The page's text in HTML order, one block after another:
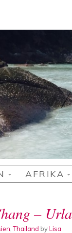
1
AFRIKA
–
,Thailand byLisa